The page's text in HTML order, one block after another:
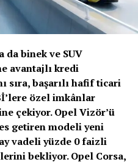
sigortaladım.com
Kızıltepe, “Emniyet
açıkladığı
göre Türkiye’de yıl
meydana geldi. Bu
hayatını kaybetti. Aşırı
kusurları arasında ilk
trafik kazalarının
ve trafiğin gerektirdiği
gerçekleşti. Kazaya
da binek ve SUV
avantajlı kredi
sıra, başarılı hafif ticari
özel imkânlar
çekiyor. Opel Vizör’ü
getiren modeli yeni
vadeli yüzde 0 faizli
bekliyor. Opel Corsa,